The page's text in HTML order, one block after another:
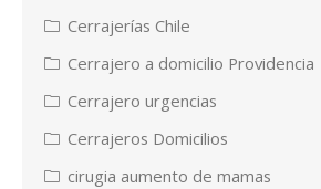
Cerrajerías Chile
Cerrajero a domicilio Providencia
Cerrajero urgencias
Cerrajeros Domicilios
cirugia aumento de mamas